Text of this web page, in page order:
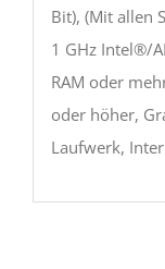
Bit), (Mit allen
1 GHz Intel®/
RAM oder
oder höher,
Laufwerk,